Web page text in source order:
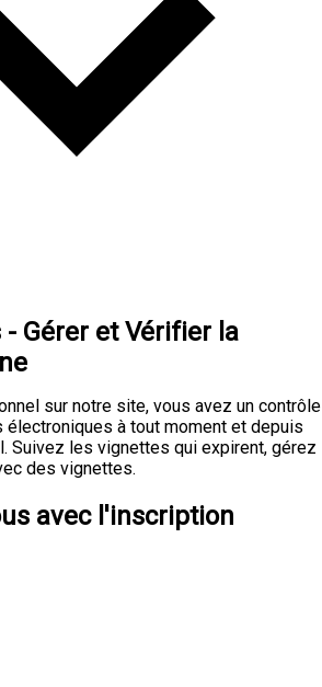
- Gérer et Vérifier la
sur notre site, vous avez un contrôle
à tout moment et depuis
Suivez les vignettes qui expirent, gérez
des vignettes.
avec l'inscription